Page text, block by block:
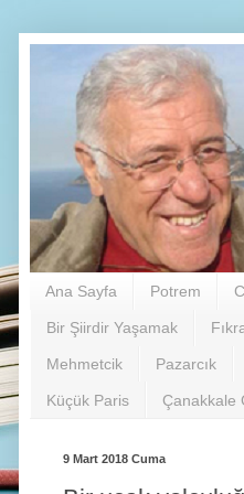
Ana Sayfa Potrem
Bir Şiirdir Yaşamak
Mehmetcik Pazarcık
Küçük Paris Çanakkale
9 Mart 2018 Cuma